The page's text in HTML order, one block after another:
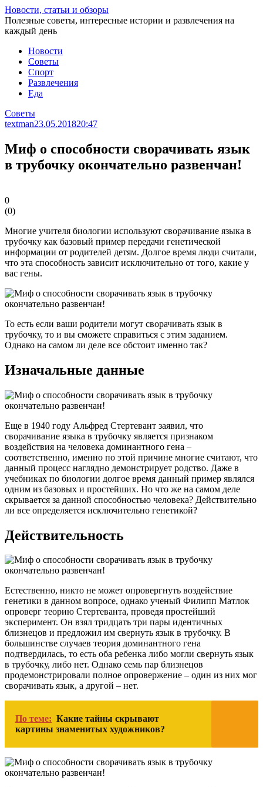
Перейти
к
статье
Новости, статьи и обзоры
Полезные советы, интересные истории и развлечения на
каждый день
Новости
Советы
Спорт
Развлечения
Еда
Советы
textman23.05.201820:47
Миф о способности сворачивать язык
в трубочку окончательно развенчан!
0
(0)
Многие учителя биологии используют сворачивание языка в
трубочку как базовый пример передачи генетической
информации от родителей детям. Долгое время люди считали,
что эта способность зависит исключительно от того, какие у
вас гены.
То есть если ваши родители могут сворачивать язык в
трубочку, то и вы сможете справиться с этим заданием.
Однако на самом ли деле все обстоит именно так?
Изначальные данные
Еще в 1940 году Альфред Стертевант заявил, что
сворачивание языка в трубочку является признаком
воздействия на человека доминантного гена –
соответственно, именно по этой причине многие считают, что
данный процесс наглядно демонстрирует родство. Даже в
учебниках по биологии долгое время данный пример являлся
одним из базовых и простейших. Но что же на самом деле
скрывается за данной способностью человека? Действительно
ли все определяется исключительно генетикой?
Действительность
Естественно, никто не может опровергнуть воздействие
генетики в данном вопросе, однако ученый Филипп Матлок
опроверг теорию Стертеванта, проведя простейший
эксперимент. Он взял тридцать три пары идентичных
близнецов и предложил им свернуть язык в трубочку. В
большинстве случаев теория доминантного гена
подтвердилась, то есть оба ребенка либо могли свернуть язык
в трубочку, либо нет. Однако семь пар близнецов
продемонстрировали полное опровержение – один из них мог
сворачивать язык, а другой – нет.
По теме: Какие тайны скрывают
картины знаменитых художников?